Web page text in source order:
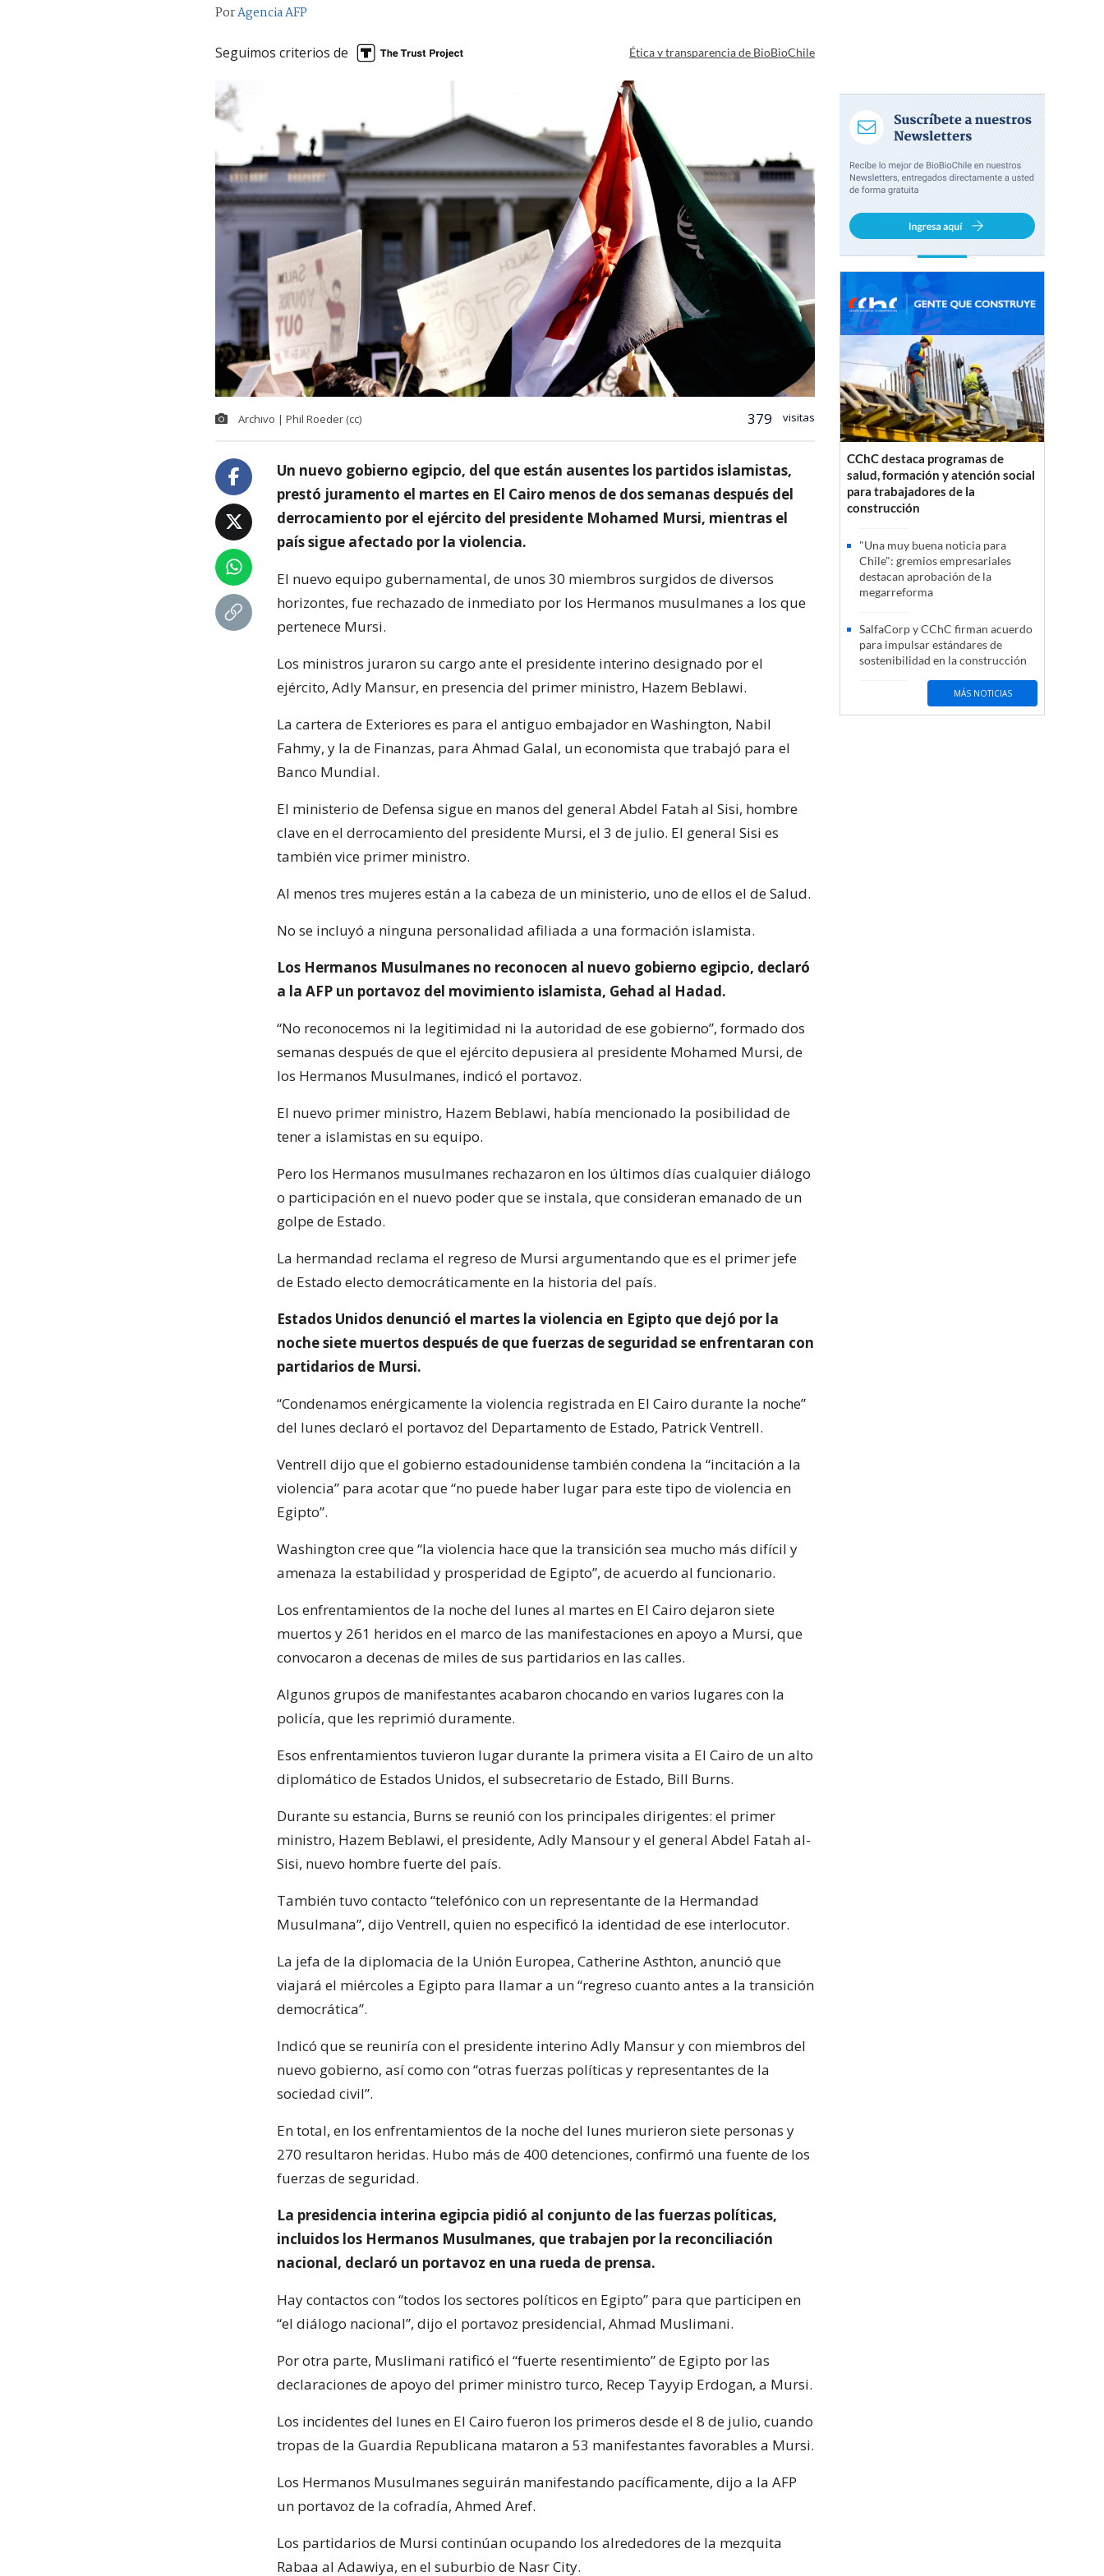
PorAgencia AFP
Seguimos criterios de Ética y transparencia de BioBioChile
Archivo | Phil Roeder (cc) 379 visitas
Un nuevo gobierno egipcio, del que están ausentes los partidos islamistas,
prestó juramento el martes en El Cairo menos de dos semanas después del
derrocamiento por el ejército del presidente Mohamed Mursi, mientras el
país sigue afectado por la violencia.
El nuevo equipo gubernamental, de unos 30 miembros surgidos de diversos
horizontes, fue rechazado de inmediato por los Hermanos musulmanes a los que
pertenece Mursi.
Los ministros juraron su cargo ante el presidente interino designado por el
ejército, Adly Mansur, en presencia del primer ministro, Hazem Beblawi.
La cartera de Exteriores es para el antiguo embajador en Washington, Nabil
Fahmy, y la de Finanzas, para Ahmad Galal, un economista que trabajó para el
Banco Mundial.
El ministerio de Defensa sigue en manos del general Abdel Fatah al Sisi, hombre
clave en el derrocamiento del presidente Mursi, el 3 de julio. El general Sisi es
también vice primer ministro.
Al menos tres mujeres están a la cabeza de un ministerio, uno de ellos el de Salud.
No se incluyó a ninguna personalidad afiliada a una formación islamista.
Los Hermanos Musulmanes no reconocen al nuevo gobierno egipcio, declaró
a la AFP un portavoz del movimiento islamista, Gehad al Hadad.
“No reconocemos ni la legitimidad ni la autoridad de ese gobierno”, formado dos
semanas después de que el ejército depusiera al presidente Mohamed Mursi, de
los Hermanos Musulmanes, indicó el portavoz.
El nuevo primer ministro, Hazem Beblawi, había mencionado la posibilidad de
tener a islamistas en su equipo.
Pero los Hermanos musulmanes rechazaron en los últimos días cualquier diálogo
o participación en el nuevo poder que se instala, que consideran emanado de un
golpe de Estado.
La hermandad reclama el regreso de Mursi argumentando que es el primer jefe
de Estado electo democráticamente en la historia del país.
Estados Unidos denunció el martes la violencia en Egipto que dejó por la
noche siete muertos después de que fuerzas de seguridad se enfrentaran con
partidarios de Mursi.
“Condenamos enérgicamente la violencia registrada en El Cairo durante la noche”
del lunes declaró el portavoz del Departamento de Estado, Patrick Ventrell.
Ventrell dijo que el gobierno estadounidense también condena la “incitación a la
violencia” para acotar que “no puede haber lugar para este tipo de violencia en
Egipto”.
Washington cree que “la violencia hace que la transición sea mucho más difícil y
amenaza la estabilidad y prosperidad de Egipto”, de acuerdo al funcionario.
Los enfrentamientos de la noche del lunes al martes en El Cairo dejaron siete
muertos y 261 heridos en el marco de las manifestaciones en apoyo a Mursi, que
convocaron a decenas de miles de sus partidarios en las calles.
Algunos grupos de manifestantes acabaron chocando en varios lugares con la
policía, que les reprimió duramente.
Esos enfrentamientos tuvieron lugar durante la primera visita a El Cairo de un alto
diplomático de Estados Unidos, el subsecretario de Estado, Bill Burns.
Durante su estancia, Burns se reunió con los principales dirigentes: el primer
ministro, Hazem Beblawi, el presidente, Adly Mansour y el general Abdel Fatah al-
Sisi, nuevo hombre fuerte del país.
También tuvo contacto “telefónico con un representante de la Hermandad
Musulmana”, dijo Ventrell, quien no especificó la identidad de ese interlocutor.
La jefa de la diplomacia de la Unión Europea, Catherine Asthton, anunció que
viajará el miércoles a Egipto para llamar a un “regreso cuanto antes a la transición
democrática”.
Indicó que se reuniría con el presidente interino Adly Mansur y con miembros del
nuevo gobierno, así como con “otras fuerzas políticas y representantes de la
sociedad civil”.
En total, en los enfrentamientos de la noche del lunes murieron siete personas y
270 resultaron heridas. Hubo más de 400 detenciones, confirmó una fuente de los
fuerzas de seguridad.
La presidencia interina egipcia pidió al conjunto de las fuerzas políticas,
incluidos los Hermanos Musulmanes, que trabajen por la reconciliación
nacional, declaró un portavoz en una rueda de prensa.
Hay contactos con “todos los sectores políticos en Egipto” para que participen en
“el diálogo nacional”, dijo el portavoz presidencial, Ahmad Muslimani.
Por otra parte, Muslimani ratificó el “fuerte resentimiento” de Egipto por las
declaraciones de apoyo del primer ministro turco, Recep Tayyip Erdogan, a Mursi.
Los incidentes del lunes en El Cairo fueron los primeros desde el 8 de julio, cuando
tropas de la Guardia Republicana mataron a 53 manifestantes favorables a Mursi.
Los Hermanos Musulmanes seguirán manifestando pacíficamente, dijo a la AFP
un portavoz de la cofradía, Ahmed Aref.
Los partidarios de Mursi continúan ocupando los alrededores de la mezquita
Rabaa al Adawiya, en el suburbio de Nasr City.
CChC destaca programas de
salud, formación y atención social
para trabajadores de la
construcción
"Una muy buena noticia para
Chile": gremios empresariales
destacan aprobación de la
megarreforma
SalfaCorp y CChC firman acuerdo
para impulsar estándares de
sostenibilidad en la construcción
MÁS NOTICIAS